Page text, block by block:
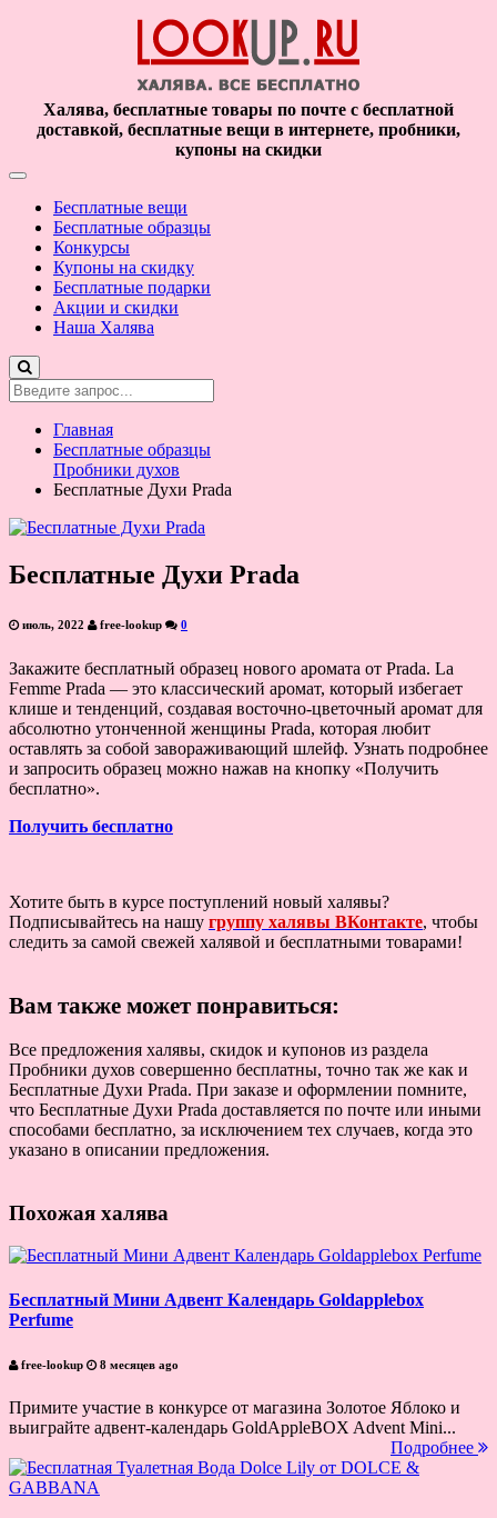
Халява, бесплатные товары по почте с бесплатной
доставкой, бесплатные вещи в интернете, пробники,
купоны на скидки
Бесплатные вещи
Бесплатные образцы
Конкурсы
Купоны на скидку
Бесплатные подарки
Акции и скидки
Наша Халява
Главная
Бесплатные образцы
Пробники духов
Бесплатные Духи Prada
Бесплатные Духи Prada
июль, 2022 free-lookup 0
Закажите бесплатный образец нового аромата от Pradа. La
Femme Prada — это классический аромат, который избегает
клише и тенденций, создавая восточно-цветочный аромат для
абсолютно утонченной женщины Prada, которая любит
оставлять за собой завораживающий шлейф. Узнать подробнее
и запросить образец можно нажав на кнопку «Получить
бесплатно».
Получить бесплатно
Хотите быть в курсе поступлений новый халявы?
Подписывайтесь на нашу группу халявы ВКонтакте, чтобы
следить за самой свежей халявой и бесплатными товарами!
Вам также может понравиться:
Все предложения халявы, скидок и купонов из раздела
Пробники духов совершенно бесплатны, точно так же как и
Бесплатные Духи Prada. При заказе и оформлении помните,
что Бесплатные Духи Prada доставляется по почте или иными
способами бесплатно, за исключением тех случаев, когда это
указано в описании предложения.
Похожая халява
Бесплатный Мини Адвент Календарь Goldapplebox
Perfume
free-lookup 8 месяцев ago
Примите участие в конкурсе от магазина Золотое Яблоко и
выиграйте адвент-календарь GoldAppleBOX Advent Mini...
Подробнее